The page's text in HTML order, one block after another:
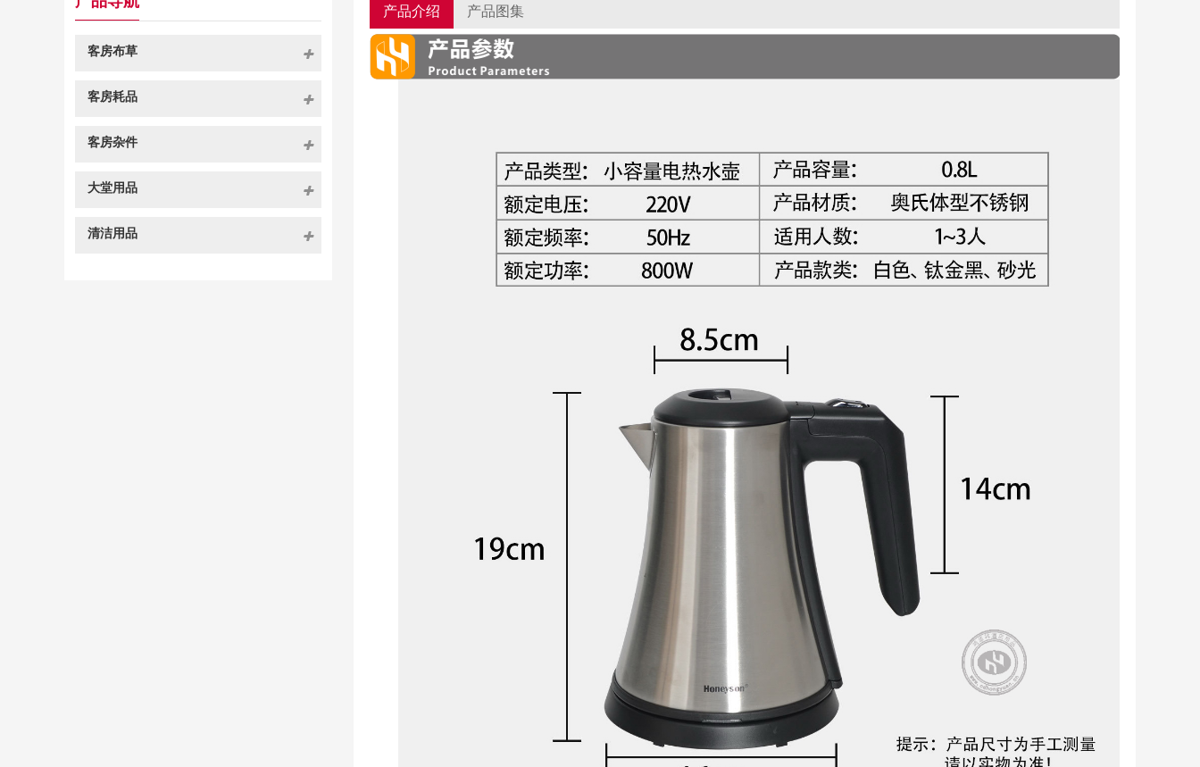
产品介绍 产品图集
客房布草
客房耗品
客房杂件
大堂用品
清洁用品